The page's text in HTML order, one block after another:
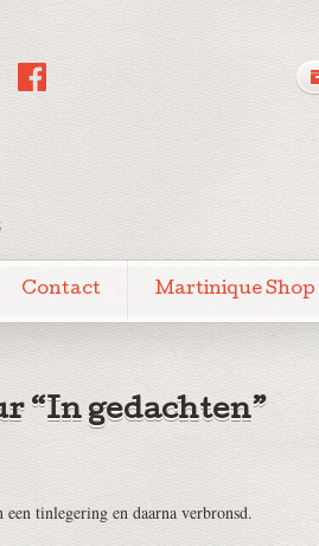
Contact Martinique Shop
“In gedachten”
tinlegering en daarna verbronsd.